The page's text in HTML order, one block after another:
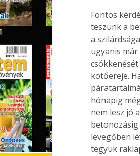
Fontos
teszünk a
a
ugyanis
kötőereje.
hónapig
nem lesz jó
levegőben
tegyük